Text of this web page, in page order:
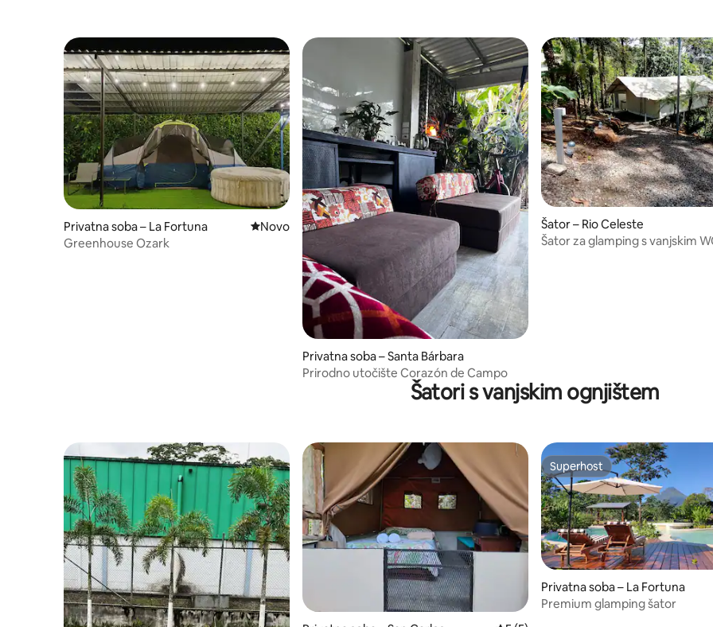
Privatna soba – La Fortuna Novi smještaj
Novo
Greenhouse Ozark
Privatna soba – Santa Bárbara
Prirodno utočište Corazón de Campo
Šator – Rio Celeste
Šator za glamping s vanjskim
Šatori s vanjskim ognjištem
Superhost
Superhost
Privatna soba – La Fortuna
Premium glamping šator